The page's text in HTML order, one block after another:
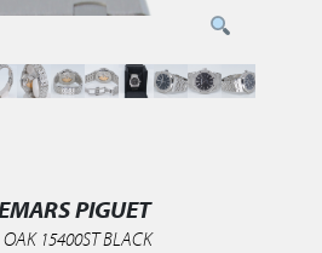
PIGUET
15400ST BLACK